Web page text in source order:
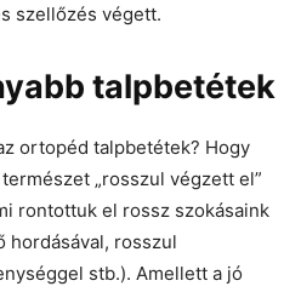
szellőzés végett.
talpbetétek
ortopéd talpbetétek? Hogy
„rosszul végzett el”
rontottuk el rossz szokásaink
hordásával, rosszul
stb.). Amellett a jó